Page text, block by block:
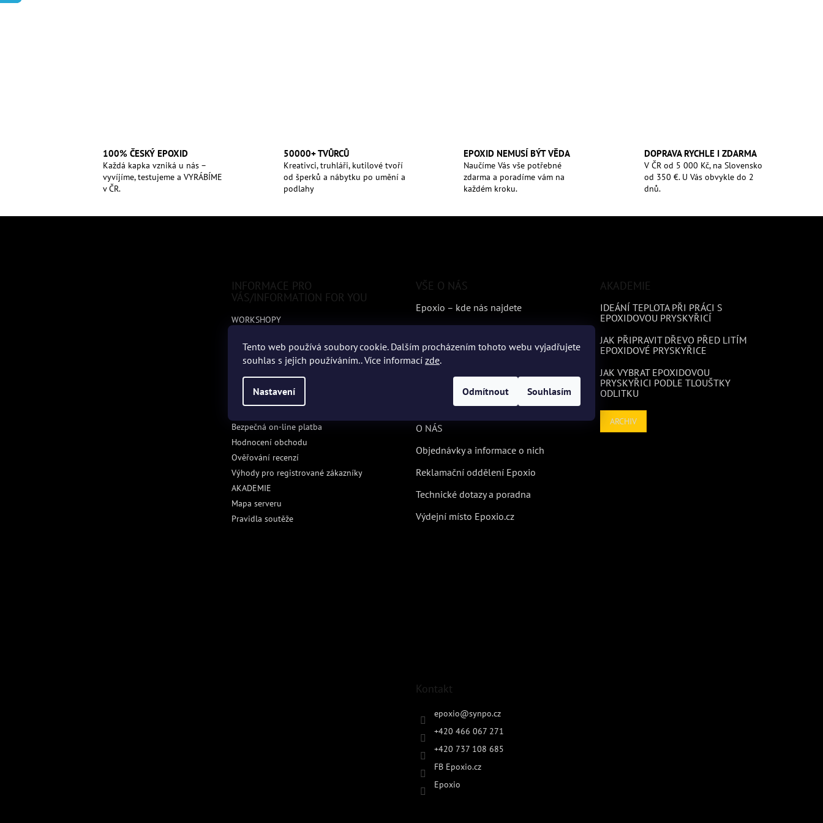
Tento web používá soubory cookie. Dalším procházením tohoto webu vyjadřujete
souhlas s jejich používáním.. Více informací zde.
Nastavení Odmítnout Souhlasím
100% ČESKÝ EPOXID
Každá kapka vzniká u nás –
vyvíjíme, testujeme a VYRÁBÍME
v ČR.
50000+ TVŮRCŮ
Kreativci, truhláři, kutilové tvoří
od šperků a nábytku po umění a
podlahy
EPOXID NEMUSÍ BÝT VĚDA
Naučíme Vás vše potřebné
zdarma a poradíme vám na
každém kroku.
DOPRAVA RYCHLE I ZDARMA
V ČR od 5 000 Kč, na Slovensko
od 350 €. U Vás obvykle do 2
dnů.
INFORMACE PRO
VÁS/INFORMATION FOR YOU
WORKSHOPY
Podmínky ochrany osobních údajů
Obchodní podmínky
Odstoupení od kupní smlouvy
Reklamační řád
Bezpečná on-line platba
Hodnocení obchodu
Ověřování recenzí
Výhody pro registrované zákazníky
AKADEMIE
Mapa serveru
Pravidla soutěže
VŠE O NÁS
Epoxio – kde nás najdete
Epoxio – údaje o firmě
EPOXIO Akademie
Nabídka 3D tisku
O NÁS
Objednávky a informace o nich
Reklamační oddělení Epoxio
Technické dotazy a poradna
Výdejní místo Epoxio.cz
AKADEMIE
IDEÁNÍ TEPLOTA PŘI PRÁCI S
EPOXIDOVOU PRYSKYŘICÍ
JAK PŘIPRAVIT DŘEVO PŘED LITÍM
EPOXIDOVÉ PRYSKYŘICE
JAK VYBRAT EPOXIDOVOU
PRYSKYŘICI PODLE TLOUŠTKY
ODLITKU
ARCHIV
Kontakt
epoxio@synpo.cz
+420 466 067 271
+420 737 108 685
FB Epoxio.cz
Epoxio